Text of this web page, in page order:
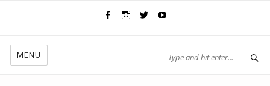
MENU